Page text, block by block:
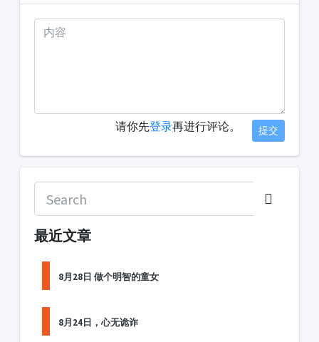
请你先登录再进行评论。 提交
最近文章
8月28日 做个明智的童女
8月24日，心无诡诈